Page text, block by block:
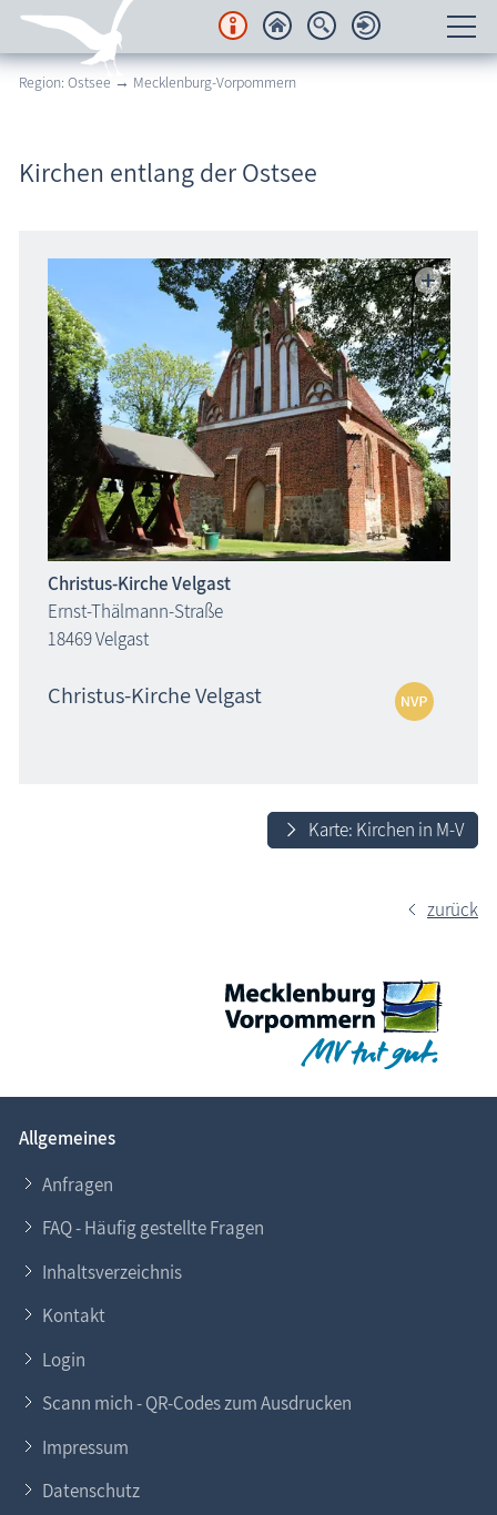
Unterkünfte
Karten
Freizeit
Wissenswertes
Veranstaltungen
Blog
Region: Ostsee → Mecklenburg-Vorpommern
Kirchen entlang der Ostsee
Christus-Kirche Velgast
Ernst-Thälmann-Straße
18469 Velgast
Christus-Kirche Velgast
Karte: Kirchen in M-V
zurück
Allgemeines
Anfragen
FAQ - Häufig gestellte Fragen
Inhaltsverzeichnis
Kontakt
Login
Scann mich - QR-Codes zum Ausdrucken
Impressum
Datenschutz